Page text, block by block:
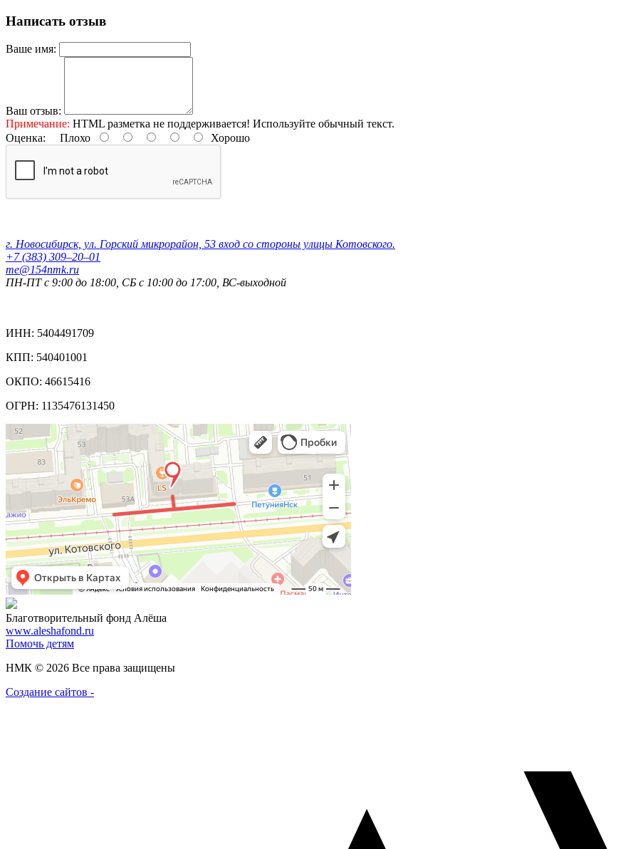
Написать отзыв
Ваше имя:
Ваш отзыв:
Примечание: HTML разметка не поддерживается! Используйте обычный текст.
Оценка: Плохо Хорошо
г. Новосибирск, ул. Горский микрорайон, 53 вход со стороны улицы Котовского.
+7 (383) 309‒20‒01
me@154nmk.ru
ПН-ПТ с 9:00 до 18:00, СБ с 10:00 до 17:00, ВС-выходной
ИНН: 5404491709
КПП: 540401001
ОКПО: 46615416
ОГРН: 1135476131450
Благотворительный фонд Алёша
www.aleshafond.ru
Помочь детям
НМК © 2026 Все права защищены
Создание сайтов -